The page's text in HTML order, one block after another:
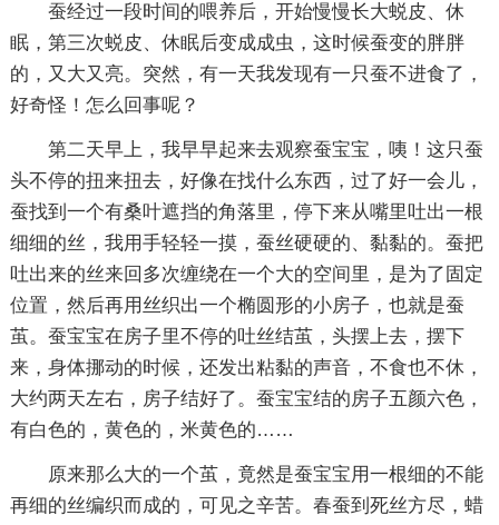
蚕经过一段时间的喂养后，开始慢慢长大蜕皮、休
眠，第三次蜕皮、休眠后变成成虫，这时候蚕变的胖胖
的，又大又亮。突然，有一天我发现有一只蚕不进食了，
好奇怪！怎么回事呢？
第二天早上，我早早起来去观察蚕宝宝，咦！这只蚕
头不停的扭来扭去，好像在找什么东西，过了好一会儿，
蚕找到一个有桑叶遮挡的角落里，停下来从嘴里吐出一根
细细的丝，我用手轻轻一摸，蚕丝硬硬的、黏黏的。蚕把
吐出来的丝来回多次缠绕在一个大的空间里，是为了固定
位置，然后再用丝织出一个椭圆形的小房子，也就是蚕
茧。蚕宝宝在房子里不停的吐丝结茧，头摆上去，摆下
来，身体挪动的时候，还发出粘黏的声音，不食也不休，
大约两天左右，房子结好了。蚕宝宝结的房子五颜六色，
有白色的，黄色的，米黄色的……
原来那么大的一个茧，竟然是蚕宝宝用一根细的不能
再细的丝编织而成的，可见之辛苦。春蚕到死丝方尽，蜡